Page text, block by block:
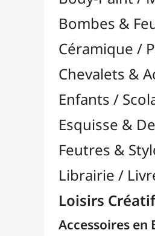
Feutres & Stylos
Librairie / Livres
Loisirs Créatifs
Accessoires en Bois
Accessoires en Plastique
Accessoires pour Bijoux
Aiguilles & Couture

Agrafeuses Simples et
Aimants
Bougies
Boutons & Button Press
Clous / Pointes / Épingles
Coloriage